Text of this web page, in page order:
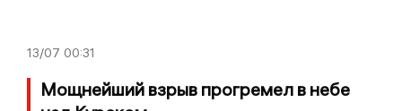
13/07 00:31
Мощнейший взрыв прогремел в небе